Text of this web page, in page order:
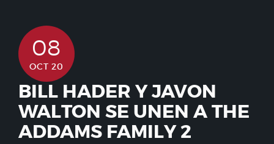
08
OCT 20
BILL HADER Y JAVON
WALTON SE UNEN A THE
ADDAMS FAMILY 2